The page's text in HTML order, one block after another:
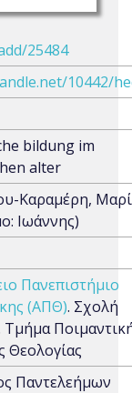
25484
10442/
bildung im
alter
Καραμέρη,
Ιωάννης)
Πανεπιστήμιο
(ΑΠΘ). Σχολή
Θεολογίας
Παντελεήμων